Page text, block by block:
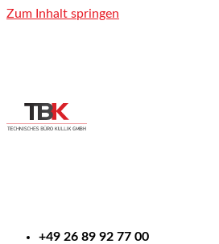
Zum Inhalt springen
+49 26 89 92 77 00